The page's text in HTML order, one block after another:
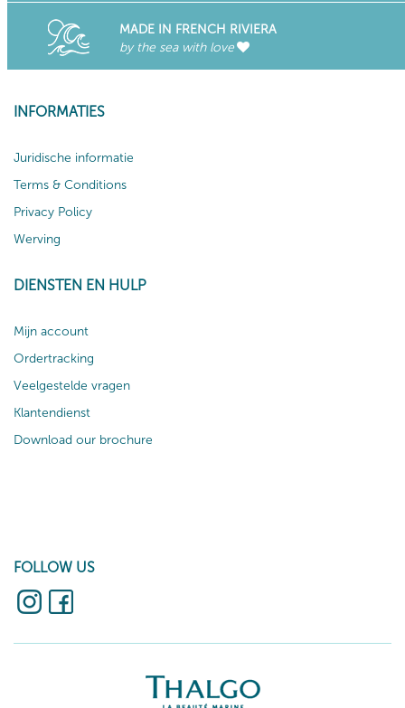
MADE IN FRENCH RIVIERA
by the sea with love
INFORMATIES
Juridische informatie
Terms & Conditions
Privacy Policy
Werving
DIENSTEN EN HULP
Mijn account
Ordertracking
Veelgestelde vragen
Klantendienst
Download our brochure
FOLLOW US